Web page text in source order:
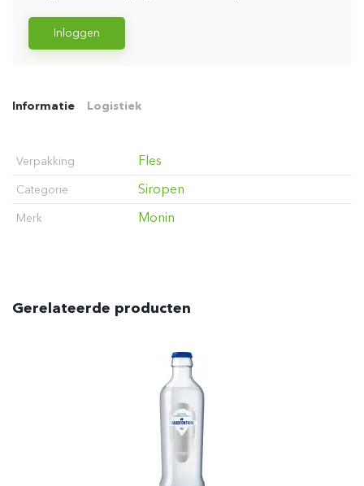
Inloggen
Informatie Logistiek
Verpakking Fles
Categorie Siropen
Merk Monin
Gerelateerde producten